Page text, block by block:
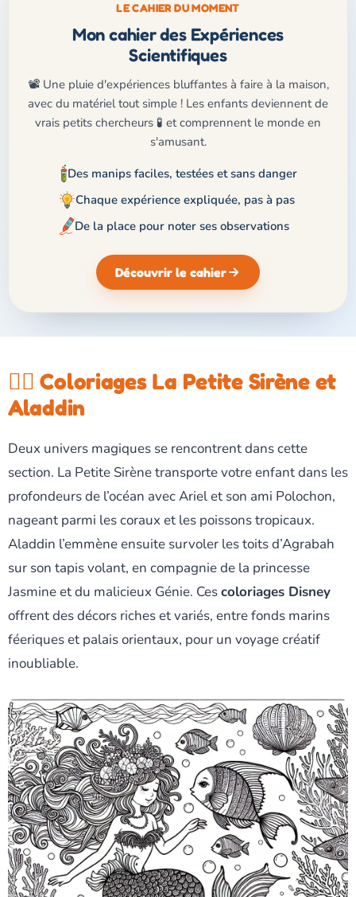
LE CAHIER DU MOMENT
Mon cahier des Expériences
Scientifiques
📽️ Une pluie d'expériences bluffantes à faire à la maison,
avec du matériel tout simple ! Les enfants deviennent de
vrais petits chercheurs 🧪 et comprennent le monde en
s'amusant.
Des manips faciles, testées et sans danger
Chaque expérience expliquée, pas à pas
De la place pour noter ses observations
Découvrir le cahier
🧜‍♀️ Coloriages La Petite Sirène et
Aladdin
Deux univers magiques se rencontrent dans cette
section. La Petite Sirène transporte votre enfant dans les
profondeurs de l’océan avec Ariel et son ami Polochon,
nageant parmi les coraux et les poissons tropicaux.
Aladdin l’emmène ensuite survoler les toits d’Agrabah
sur son tapis volant, en compagnie de la princesse
Jasmine et du malicieux Génie. Cescoloriages Disney
offrent des décors riches et variés, entre fonds marins
féeriques et palais orientaux, pour un voyage créatif
inoubliable.